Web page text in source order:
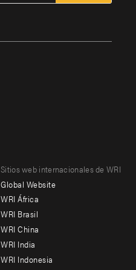
Footer
menu
-
Offices
Sitios web internacionales de WRI
Global Website
WRI África
WRI Brasil
WRI China
WRI India
WRI Indonesia